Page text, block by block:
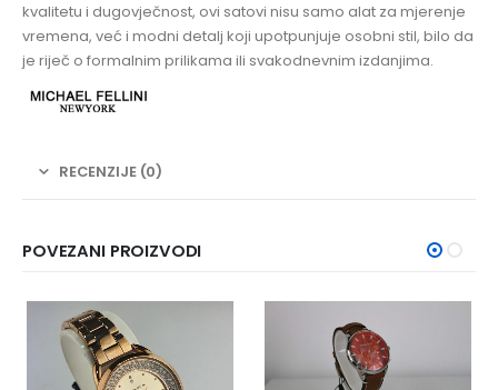
kvalitetu i dugovječnost, ovi satovi nisu samo alat za mjerenje
vremena, već i modni detalj koji upotpunjuje osobni stil, bilo da
je riječ o formalnim prilikama ili svakodnevnim izdanjima.
RECENZIJE (0)
POVEZANI PROIZVODI